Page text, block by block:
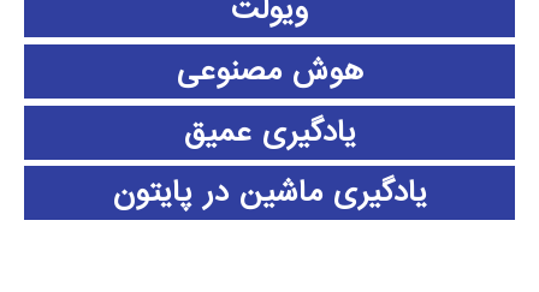
ویولت
هوش مصنوعی
یادگیری عمیق
یادگیری ماشین در پایتون